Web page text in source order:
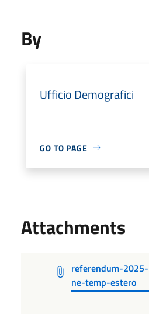
By
Ufficio Demografici
GO TO PAGE
Attachments
referendum-
ne-temp-estero